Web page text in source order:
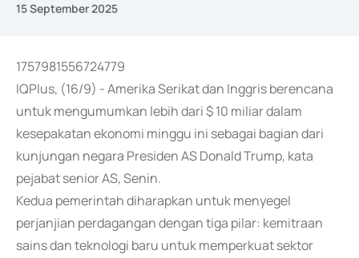
15 September 2025
1757981556724779
IQPlus, (16/9) - Amerika Serikat dan Inggris berencana
untuk mengumumkan lebih dari $ 10 miliar dalam
kesepakatan ekonomi minggu ini sebagai bagian dari
kunjungan negara Presiden AS Donald Trump, kata
pejabat senior AS, Senin.
Kedua pemerintah diharapkan untuk menyegel
perjanjian perdagangan dengan tiga pilar: kemitraan
sains dan teknologi baru untuk memperkuat sektor